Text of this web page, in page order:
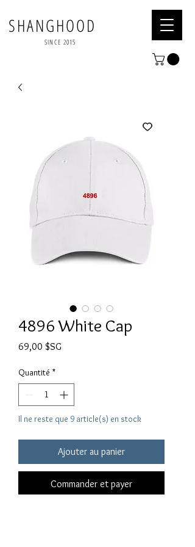
SHANGHOOD
SINCE 2015
4896 White Cap
69,00 $SG
Quantité *
Il ne reste que 9 article(s) en stock
Ajouter au panier
Commander et payer